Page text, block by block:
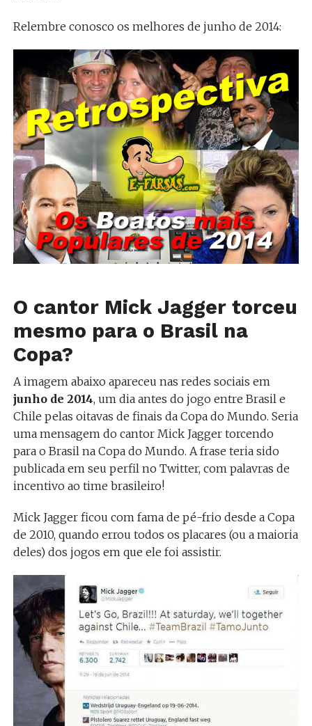
Relembre conosco os melhores de junho de 2014:
O cantor Mick Jagger torceu
mesmo para o Brasil na
Copa?
A imagem abaixo apareceu nas redes sociais em
junho de 2014, um dia antes do jogo entre Brasil e
Chile pelas oitavas de finais da Copa do Mundo. Seria
uma mensagem do cantor Mick Jagger torcendo
para o Brasil na Copa do Mundo. A frase teria sido
publicada em seu perfil no Twitter, com palavras de
incentivo ao time brasileiro!
Mick Jagger ficou com fama de pé-frio desde a Copa
de 2010, quando errou todos os placares (ou a maioria
deles) dos jogos em que ele foi assistir.